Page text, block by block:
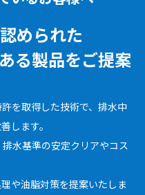
められた
る製品をご提案
を取得した技術で、排水中
します。
水基準の安定クリアやコス
や油脂対策を提案いたしま